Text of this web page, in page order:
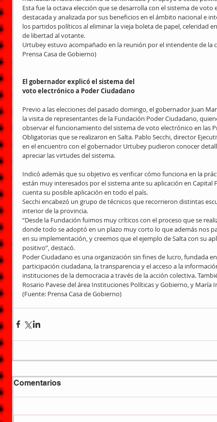
Esta fue la octava elección que se desarrolla con el sistema de
destacada y analizada por sus beneficios en el ámbito nacional e
los partidos políticos al eliminar la vieja boleta de papel, celeridad
de libertad al votante.
Urtubey estuvo acompañado en la reunión por el intendente de la
Prensa Casa de Gobierno)
El gobernador explicó el sistema del
voto electrónico a Poder Ciudadano
Previo a las elecciones del pasado domingo, el gobernador Juan
la visita de representantes de la Fundación Poder Ciudadano,
observar el funcionamiento del sistema de voto electrónico en las
Obligatorias que se realizaron en Salta. Pablo Secchi, director
en el encuentro con el gobernador Urtubey pudieron conocer
apreciar las virtudes del sistema.
Indicó además que su objetivo es verificar cómo funciona en la
están muy interesados por el sistema ante su aplicación en
cuenta su posible aplicación en todo el país.
Secchi encabezó un grupo de técnicos que recorrieron distintas
interior de la provincia.
“Desde la Fundación fuimos muy críticos con el proceso que se
donde todo se adoptó en un plazo muy corto lo que además nos
en su implementación, y creemos que el ejemplo de Salta con su
positivo”, destacó.
Poder Ciudadano es una organización sin fines de lucro, fundada
participación ciudadana, la transparencia y el acceso a la
instituciones de la democracia a través de la acción colectiva.
Rosario Pavese del área Instituciones Políticas y Gobierno, y María
(Fuente: Prensa Casa de Gobierno)
Comentarios